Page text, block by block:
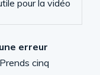
pour la vidéo
erreur
Prends cinq